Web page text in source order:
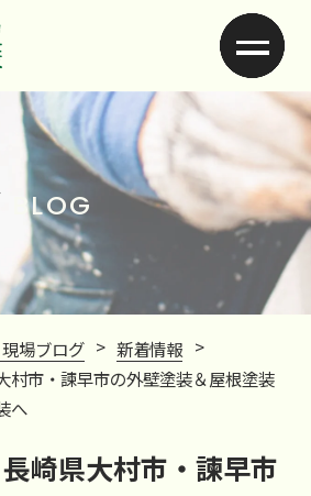
BLOG
場ブログ > 新着情報 >
村市・諫早市の外壁塗装＆屋根塗装
へ
崎県大村市・諫早市